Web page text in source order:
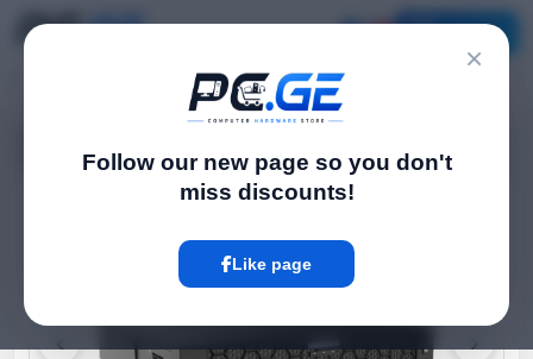
×
Follow our new page so you don't
miss discounts!
Like page
32 არხიანი IP Video ჩამწერი NVR - 8 მყარი Drive - Prime სერია
‹ ›